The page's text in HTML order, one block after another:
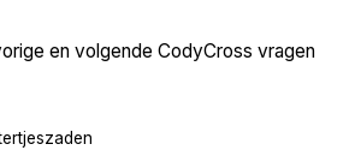
en volgende CodyCross vragen